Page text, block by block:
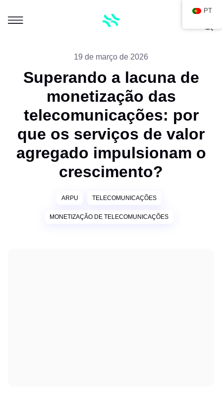
19 de março de 2026
Superando a lacuna de
monetização das
telecomunicações: por
que os serviços de valor
agregado impulsionam o
crescimento?
ARPU TELECOMUNICAÇÕES
MONETIZAÇÃO DE TELECOMUNICAÇÕES
PT